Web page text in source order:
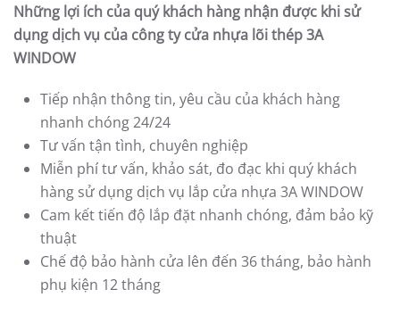
Những lợi ích của quý khách hàng nhận được khi sử
dụng dịch vụ của công ty cửa nhựa lõi thép 3A
WINDOW
Tiếp nhận thông tin, yêu cầu của khách hàng
nhanh chóng 24/24
Tư vấn tận tình, chuyên nghiệp
Miễn phí tư vấn, khảo sát, đo đạc khi quý khách
hàng sử dụng dịch vụ lắp cửa nhựa 3A WINDOW
Cam kết tiến độ lắp đặt nhanh chóng, đảm bảo kỹ
thuật
Chế độ bảo hành cửa lên đến 36 tháng, bảo hành
phụ kiện 12 tháng